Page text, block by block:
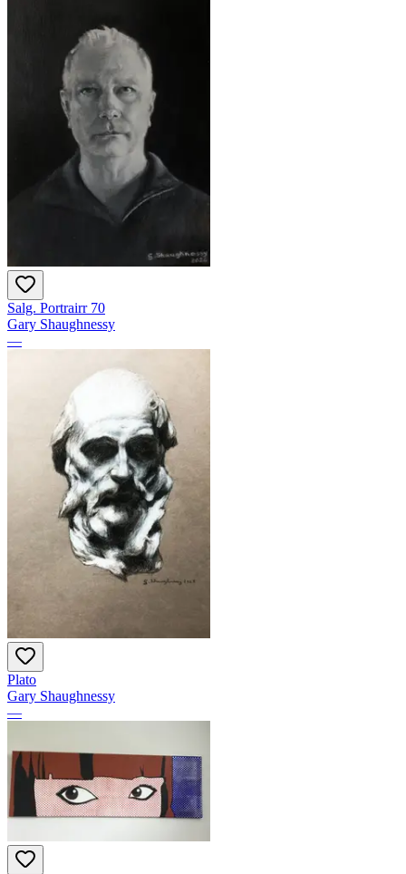
Salg. Portrairr 70
Gary Shaughnessy
—
Plato
Gary Shaughnessy
—